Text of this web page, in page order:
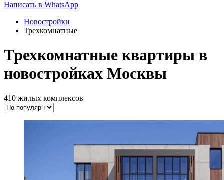
Написать в WhatsApp
Новостройки
Трехкомнатные
Трехкомнатные квартиры в
новостройках Москвы
410 жилых комплексов